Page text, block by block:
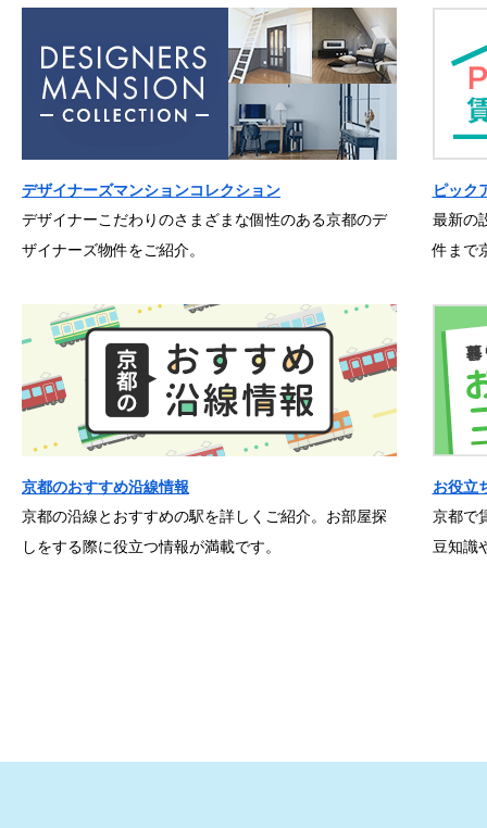
デザイナーズマンションコレクション
デザイナーこだわりのさまざまな個性のある京都のデ
ザイナーズ物件をご紹介。
ピック
最新の
件まで
京都のおすすめ沿線情報
京都の沿線とおすすめの駅を詳しくご紹介。お部屋探
しをする際に役立つ情報が満載です。
お役立
京都で
豆知識